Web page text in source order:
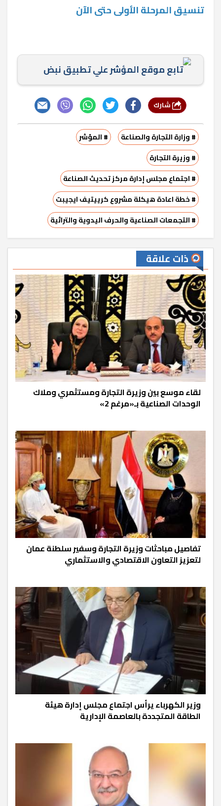
تنسيق المرحلة الأولى حتى الآن
تابع موقع المؤشر علي تطبيق نبض
# وزارة التجارة والصناعة
# المؤشر
# وزيرة التجارة
# اجتماع مجلس إدارة مركز تحديث الصناعة
# خطة اعادة هيكلة مشروع كرييتيف ايجيبت
# التجمعات الصناعية والحرف اليدوية والتراثية
ذات علاقة
لقاء موسع بين وزيرة التجارة ومستثمري وملاك
الوحدات الصناعية بـ«مرغم 2»
تفاصيل مباحثات وزيرة التجارة وسفير سلطنة عمان
لتعزيز التعاون الاقتصادي والاستثماري
وزير الكهرباء يرأس اجتماع مجلس إدارة هيئة
الطاقة المتجددة بالعاصمة الإدارية